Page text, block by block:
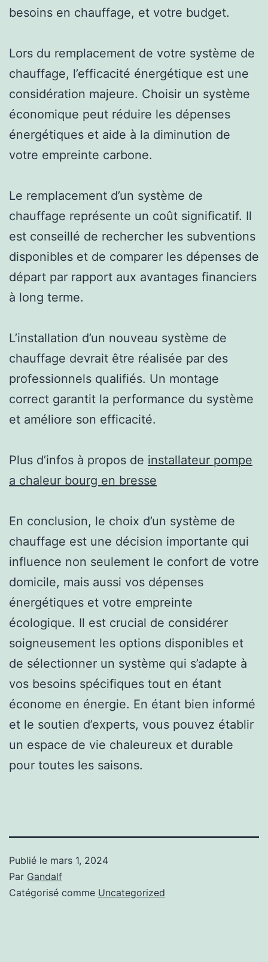
besoins en chauffage, et votre budget.
Lors du remplacement de votre système de
chauffage, l’efficacité énergétique est une
considération majeure. Choisir un système
économique peut réduire les dépenses
énergétiques et aide à la diminution de
votre empreinte carbone.
Le remplacement d’un système de
chauffage représente un coût significatif. Il
est conseillé de rechercher les subventions
disponibles et de comparer les dépenses de
départ par rapport aux avantages financiers
à long terme.
L’installation d’un nouveau système de
chauffage devrait être réalisée par des
professionnels qualifiés. Un montage
correct garantit la performance du système
et améliore son efficacité.
Plus d’infos à propos de installateur pompe
a chaleur bourg en bresse
En conclusion, le choix d’un système de
chauffage est une décision importante qui
influence non seulement le confort de votre
domicile, mais aussi vos dépenses
énergétiques et votre empreinte
écologique. Il est crucial de considérer
soigneusement les options disponibles et
de sélectionner un système qui s’adapte à
vos besoins spécifiques tout en étant
économe en énergie. En étant bien informé
et le soutien d’experts, vous pouvez établir
un espace de vie chaleureux et durable
pour toutes les saisons.
Publié le mars 1, 2024
Par Gandalf
Catégorisé comme Uncategorized